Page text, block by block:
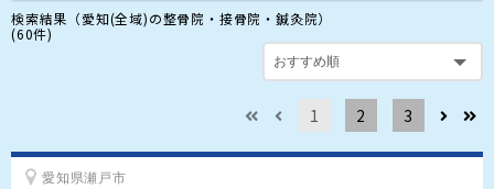
検索結果（愛知(全域)の整骨院・接骨院・鍼灸院）
(60件)
1 2 3
愛知県瀬戸市